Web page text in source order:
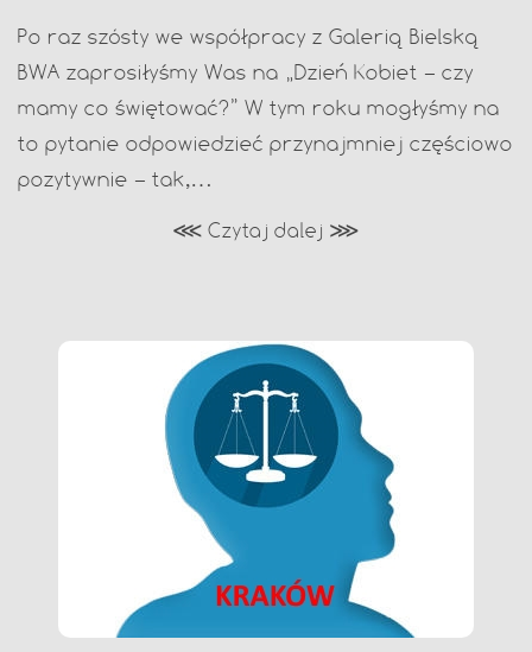
Po raz szósty we współpracy z Galerią Bielską
BWA zaprosiłyśmy Was na „Dzień Kobiet – czy
mamy co świętować?” W tym roku mogłyśmy na
to pytanie odpowiedzieć przynajmniej częściowo
pozytywnie – tak,…
⋘ Czytaj dalej ⋙